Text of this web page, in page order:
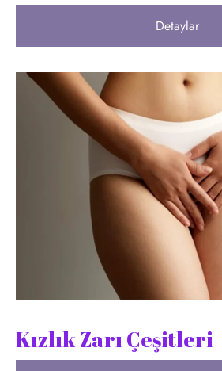
Detaylar
Kızlık Zarı Çeşitleri